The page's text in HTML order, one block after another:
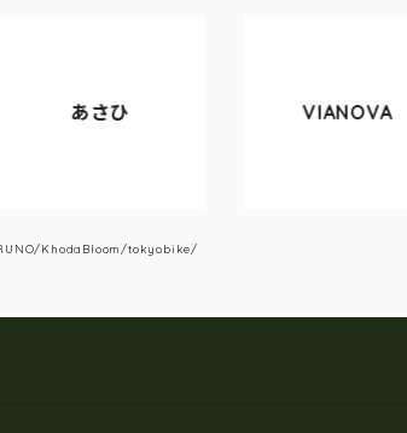
あさひ VIANOVA
KhodaBloom/tokyobike/